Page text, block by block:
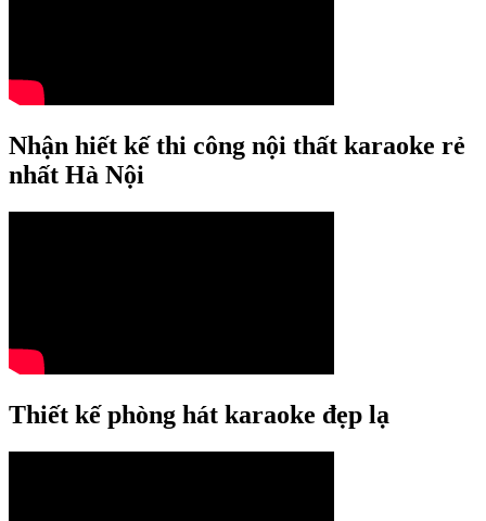
Nhận hiết kế thi công nội thất karaoke rẻ
nhất Hà Nội
Thiết kế phòng hát karaoke đẹp lạ